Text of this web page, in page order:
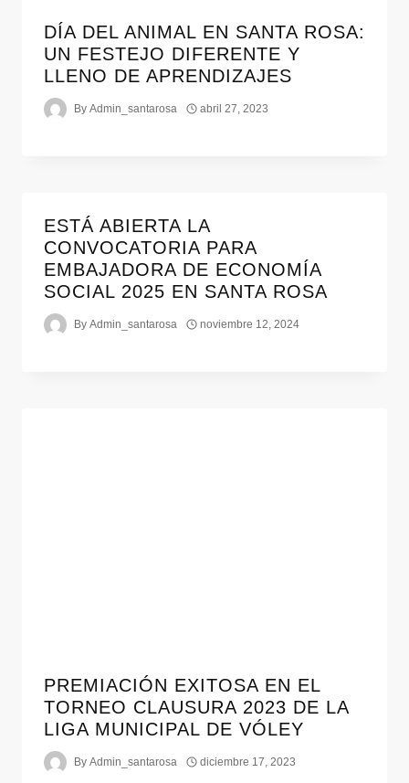
DÍA DEL ANIMAL EN SANTA ROSA:
UN FESTEJO DIFERENTE Y
LLENO DE APRENDIZAJES
By Admin_santarosa abril 27, 2023
ESTÁ ABIERTA LA
CONVOCATORIA PARA
EMBAJADORA DE ECONOMÍA
SOCIAL 2025 EN SANTA ROSA
By Admin_santarosa noviembre 12, 2024
PREMIACIÓN EXITOSA EN EL
TORNEO CLAUSURA 2023 DE LA
LIGA MUNICIPAL DE VÓLEY
By Admin_santarosa diciembre 17, 2023